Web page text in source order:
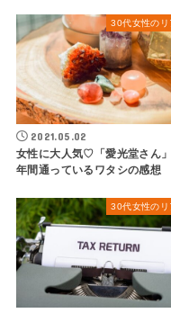
30代女性のリ
2021.05.02
女性に大人気♡「愛光堂さん
年間通っているワタシの感想
30代女性のリ